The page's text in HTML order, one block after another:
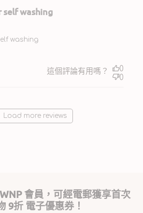
self washing
washing
這個評論有用嗎？
0
0
Load more reviews
會員，可經電郵獲享首次
9折 電子優惠券！